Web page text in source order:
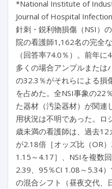
*National Institute of
Journal of Hospital
針刺・鋭利物損傷（NSI）
院の看護師1,162名の完全
（回答率74.0％）。前年に
多くの場合アンプルまたは
の32.3％がそれらによる損
を占めた。全NSI事象の22
た器材（汚染器材）が関連
用状況は不明であった。ロ
歳未満の看護師は、過去
が2.18倍［オッズ比（OR
1.15～4.17］、NSIを複数
2.39、95％CI 1.08～5.34
の混合シフト（昼夜交代、